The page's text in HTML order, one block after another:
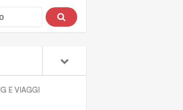
E VIAGGI